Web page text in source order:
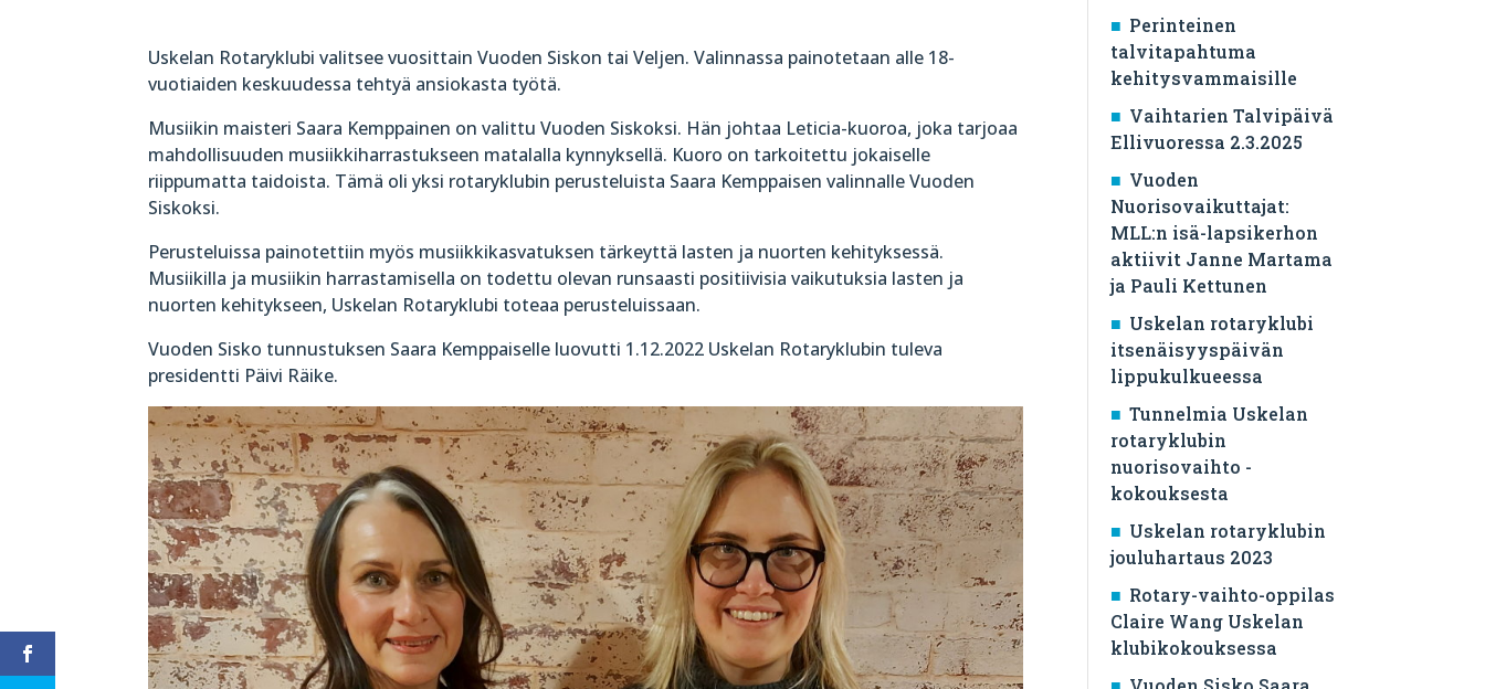
Uskelan Rotaryklubi valitsee vuosittain Vuoden Siskon tai Veljen. Valinnassa painotetaan alle 18-
vuotiaiden keskuudessa tehtyä ansiokasta työtä.
Musiikin maisteri Saara Kemppainen on valittu Vuoden Siskoksi. Hän johtaa Leticia-kuoroa, joka tarjoaa
mahdollisuuden musiikkiharrastukseen matalalla kynnyksellä. Kuoro on tarkoitettu jokaiselle
riippumatta taidoista. Tämä oli yksi rotaryklubin perusteluista Saara Kemppaisen valinnalle Vuoden
Siskoksi.
Perusteluissa painotettiin myös musiikkikasvatuksen tärkeyttä lasten ja nuorten kehityksessä.
Musiikilla ja musiikin harrastamisella on todettu olevan runsaasti positiivisia vaikutuksia lasten ja
nuorten kehitykseen, Uskelan Rotaryklubi toteaa perusteluissaan.
Vuoden Sisko tunnustuksen Saara Kemppaiselle luovutti 1.12.2022 Uskelan Rotaryklubin tuleva
presidentti Päivi Räike.
Perinteinen
talvitapahtuma
kehitysvammaisille
Vaihtarien Talvipäivä
Ellivuoressa 2.3.2025
Vuoden
Nuorisovaikuttajat:
MLL:n isä-lapsikerhon
aktiivit Janne Martama
ja Pauli Kettunen
Uskelan rotaryklubi
itsenäisyyspäivän
lippukulkueessa
Tunnelmia Uskelan
rotaryklubin
nuorisovaihto -
kokouksesta
Uskelan rotaryklubin
jouluhartaus 2023
Rotary-vaihto-oppilas
Claire Wang Uskelan
klubikokouksessa